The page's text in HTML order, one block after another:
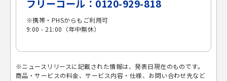
フリーコール：0120-929-818
※携帯・PHSからもご利用可
9:00 - 21:00（年中無休）
※ニュースリリースに記載された情報は、発表日現在のものです。
商品・サービスの料金、サービス内容・仕様、お問い合わせ先など